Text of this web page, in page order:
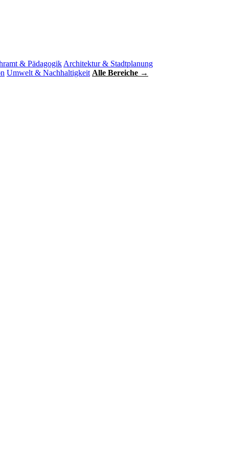
& Pädagogik Architektur & Stadtplanung
Umwelt & Nachhaltigkeit Alle Bereiche →